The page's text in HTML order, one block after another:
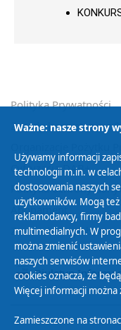
Polityka Prywatności
Zasady korzystania z
Cyfryzacja DAB+
Polityka ochrony
Abonament
Zamówienia publiczne
Biuletyn
Ważne: nasze strony
Używamy informacji
technologii m.in. w
dostosowania naszych
użytkowników. Mogą też
reklamodawcy, firmy
multimedialnych. W
można zmienić
naszych serwisów
cookies oznacza, że
Więcej informacji można
Zamieszczone na